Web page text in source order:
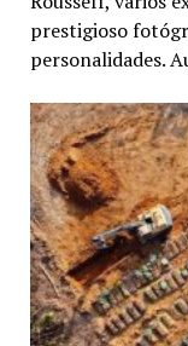
prestigioso
personalidades.